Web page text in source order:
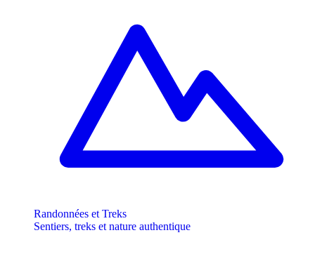
Randonnées et Treks
Sentiers, treks et nature authentique